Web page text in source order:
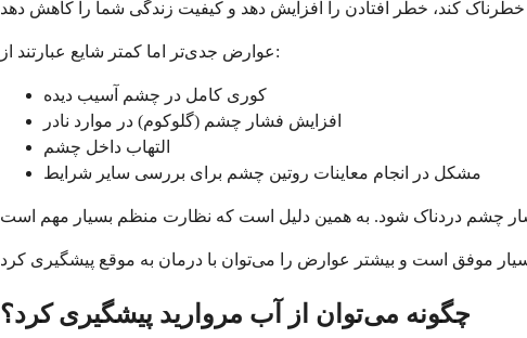
عوارض جدی‌تر اما کمتر شایع عبارتند از:
کوری کامل در چشم آسیب دیده
افزایش فشار چشم (گلوکوم) در موارد نادر
التهاب داخل چشم
مشکل در انجام معاینات روتین چشم برای بررسی سایر شرایط
چگونه می‌توان از آب مروارید پیشگیری کرد؟